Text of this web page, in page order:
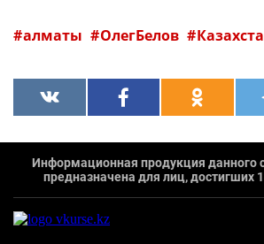
алматы ОлегБелов
Информационная продукция данного
предназначена для лиц, достигших